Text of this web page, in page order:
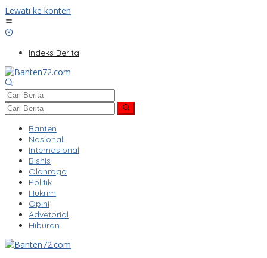
Lewati ke konten
Indeks Berita
Banten
Nasional
Internasional
Bisnis
Olahraga
Politik
Hukrim
Opini
Advetorial
Hiburan